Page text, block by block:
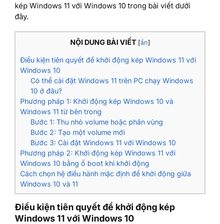
kép Windows 11 với Windows 10 trong bài viết dưới
đây.
NỘI DUNG BÀI VIẾT [ẩn]
Điều kiện tiên quyết để khởi động kép Windows 11 với
Windows 10
Có thể cài đặt Windows 11 trên PC chạy Windows
10 ở đâu?
Phương pháp 1: Khởi động kép Windows 10 và
Windows 11 từ bên trong
Bước 1: Thu nhỏ volume hoặc phân vùng
Bước 2: Tạo một volume mới
Bước 3: Cài đặt Windows 11 với Windows 10
Phương pháp 2: Khởi động kép Windows 11 với
Windows 10 bằng ổ boot khi khởi động
Cách chọn hệ điều hành mặc định để khởi động giữa
Windows 10 và 11
Điều kiện tiên quyết để khởi động kép
Windows 11 với Windows 10